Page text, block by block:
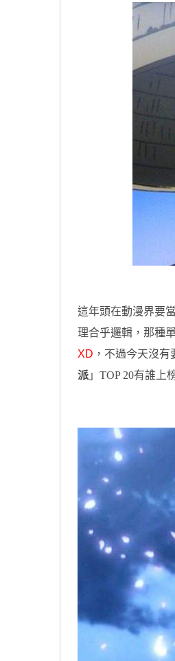
這年頭在動漫界要
理合乎邏輯，那種
XD ，不過今天沒
派 」TOP 20有誰上